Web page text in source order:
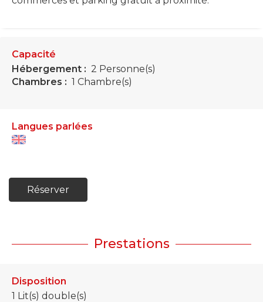
Capacité
Hébergement : 2 Personne(s)
Chambres : 1 Chambre(s)
Langues parlées
Réserver
Prestations
Disposition
1 Lit(s) double(s)